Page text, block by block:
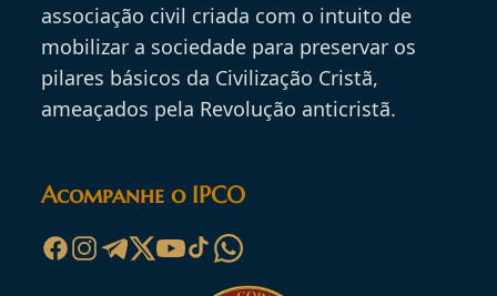
associação civil criada com o intuito de
mobilizar a sociedade para preservar os
pilares básicos da Civilização Cristã,
ameaçados pela Revolução anticristã.
Acompanhe o IPCO